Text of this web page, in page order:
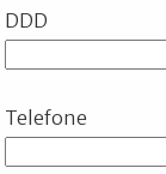
DDD
Telefone